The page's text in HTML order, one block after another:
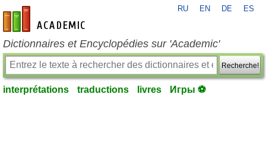
fr-academic.com
RU EN DE ES
Dictionnaires et Encyclopédies sur 'Academic'
Recherche!
interprétations traductions livres Игры ⚽